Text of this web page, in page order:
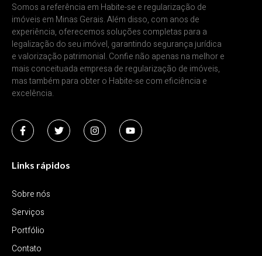
Somos a referência em Habite-se e regularização de
imóveis em Minas Gerais. Além disso, com anos de
experiência, oferecemos soluções completas para a
legalização do seu imóvel, garantindo segurança jurídica
e valorização patrimonial. Confie não apenas na melhor e
mais conceituada empresa de regularização de imóveis,
mas também para obter o Habite-se com eficiência e
excelência.
Links rápidos
Sobre nós
Serviços
Portfólio
Contato